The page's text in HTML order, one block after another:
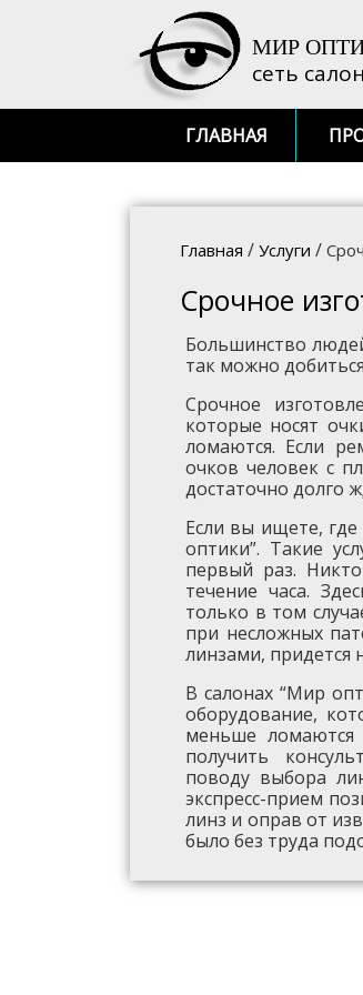
МИР
сеть
ГЛАВНАЯ
Главная / Услуги /
Срочное
Большинство
так можно
Срочное
которые носят
ломаются. Если
очков человек с
достаточно долго
Если вы ищете,
оптики”. Такие
первый раз.
течение часа.
только в том
при несложных
линзами, придется
В салонах “Мир
оборудование,
меньше
получить
поводу выбора
экспресс-прием
линз и оправ от
было без труда